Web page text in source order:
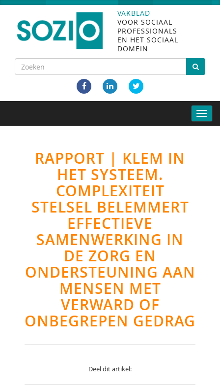
VAKBLAD
VOOR SOCIAAL
PROFESSIONALS
EN HET SOCIAAL
DOMEIN
Toggle
RAPPORT | KLEM IN
HET SYSTEEM.
COMPLEXITEIT
STELSEL BELEMMERT
EFFECTIEVE
SAMENWERKING IN
DE ZORG EN
ONDERSTEUNING AAN
MENSEN MET
VERWARD OF
ONBEGREPEN GEDRAG
Deel dit artikel: